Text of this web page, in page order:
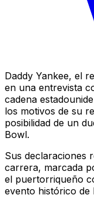
Daddy Yankee, el
en una entrevista
cadena
los motivos de su
posibilidad de un
Bowl.
Sus declaraciones
carrera, marcada
el puertorriqueño
evento histórico de